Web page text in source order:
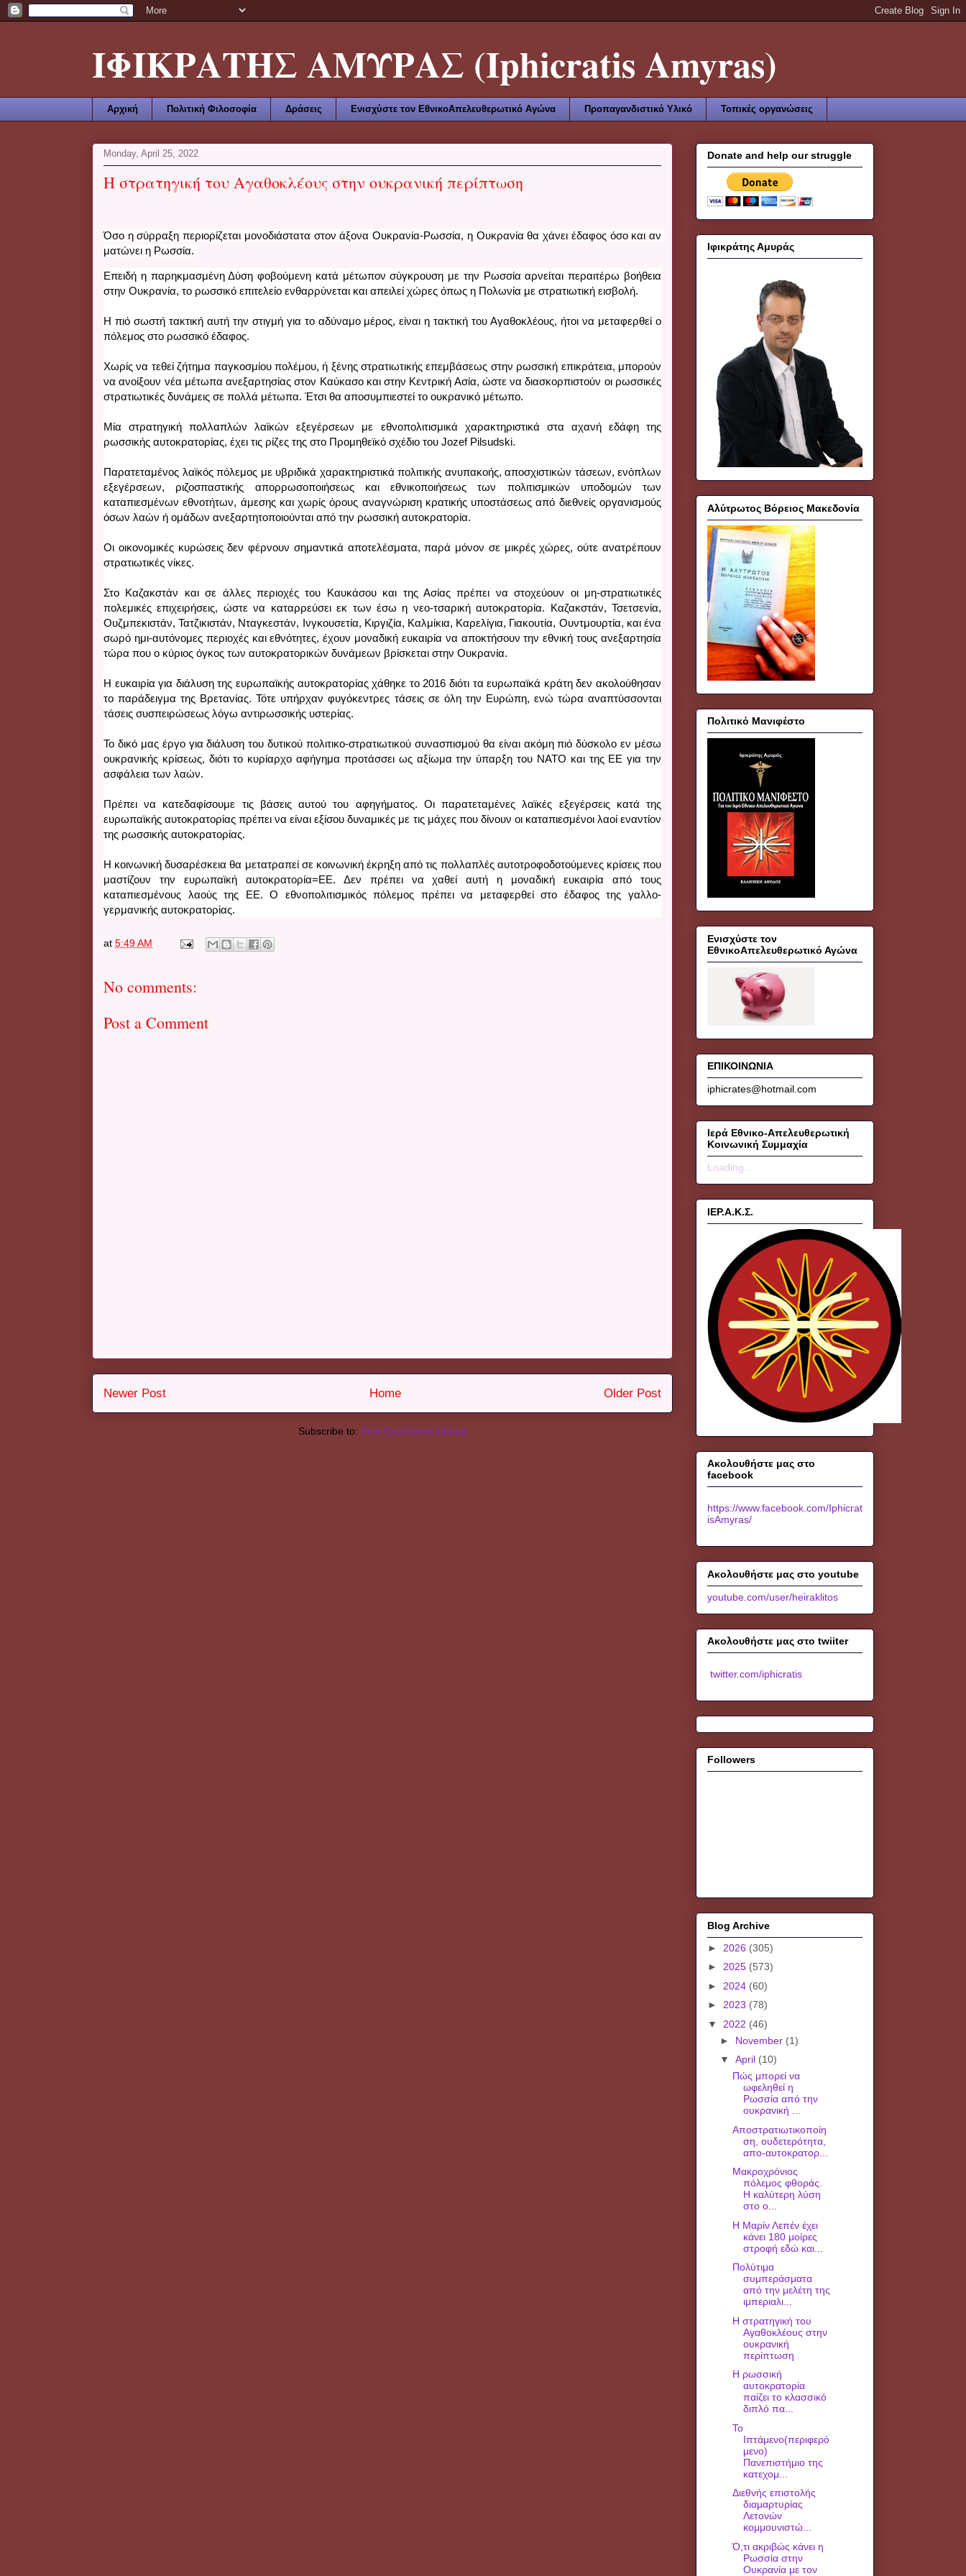
ΙΦΙΚΡΑΤΗΣ ΑΜΥΡΑΣ (Iphicratis Amyras)
Αρχική Πολιτική Φιλοσοφία Δράσεις Ενισχύστε τον ΕθνικοΑπελευθερωτικό Αγώνα Προπαγανδιστικό Υλικό Τοπικές οργανώσεις
Monday, April 25, 2022
Η στρατηγική του Αγαθοκλέους στην ουκρανική περίπτωση
Όσο η σύρραξη περιορίζεται μονοδιάστατα στον άξονα Ουκρανία-Ρωσσία, η Ουκρανία θα χάνει έδαφος όσο και αν
ματώνει η Ρωσσία.
Επειδή η παρηκμασμένη Δύση φοβούμενη κατά μέτωπον σύγκρουση με την Ρωσσία αρνείται περαιτέρω βοήθεια
στην Ουκρανία, το ρωσσικό επιτελείο ενθαρρύνεται και απειλεί χώρες όπως η Πολωνία με στρατιωτική εισβολή.
Η πιό σωστή τακτική αυτή την στιγμή για το αδύναμο μέρος, είναι η τακτική του Αγαθοκλέους, ήτοι να μεταφερθεί ο
πόλεμος στο ρωσσικό έδαφος.
Χωρίς να τεθεί ζήτημα παγκοσμίου πολέμου, ή ξένης στρατιωτικής επεμβάσεως στην ρωσσική επικράτεια, μπορούν
να ανοίξουν νέα μέτωπα ανεξαρτησίας στον Καύκασο και στην Κεντρική Ασία, ώστε να διασκορπιστούν οι ρωσσικές
στρατιωτικές δυνάμεις σε πολλά μέτωπα. Έτσι θα αποσυμπιεστεί το ουκρανικό μέτωπο.
Μία στρατηγική πολλαπλών λαϊκών εξεγέρσεων με εθνοπολιτισμικά χαρακτηριστικά στα αχανή εδάφη της
ρωσσικής αυτοκρατορίας, έχει τις ρίζες της στο Προμηθεϊκό σχέδιο του Jozef Pilsudski.
Παρατεταμένος λαϊκός πόλεμος με υβριδικά χαρακτηριστικά πολιτικής ανυπακοής, αποσχιστικών τάσεων, ενόπλων
εξεγέρσεων, ριζοσπαστικής απορρωσοποιήσεως και εθνικοποιήσεως των πολιτισμικών υποδομών των
καταπιεσμένων εθνοτήτων, άμεσης και χωρίς όρους αναγνώριση κρατικής υποστάσεως από διεθνείς οργανισμούς
όσων λαών ή ομάδων ανεξαρτητοποιούνται από την ρωσσική αυτοκρατορία.
Οι οικονομικές κυρώσεις δεν φέρνουν σημαντικά αποτελέσματα, παρά μόνον σε μικρές χώρες, ούτε ανατρέπουν
στρατιωτικές νίκες.
Στο Καζακστάν και σε άλλες περιοχές του Καυκάσου και της Ασίας πρέπει να στοχεύουν οι μη-στρατιωτικές
πολεμικές επιχειρήσεις, ώστε να καταρρεύσει εκ των έσω η νεο-τσαρική αυτοκρατορία. Καζακστάν, Τσετσενία,
Ουζμπεκιστάν, Τατζικιστάν, Nταγκεστάν, Ινγκουσετία, Κιργιζία, Καλμίκια, Καρελίγια, Γιακουτία, Ουντμουρτία, και ένα
σωρό ημι-αυτόνομες περιοχές και εθνότητες, έχουν μοναδική ευκαιρία να αποκτήσουν την εθνική τους ανεξαρτησία
τώρα που ο κύριος όγκος των αυτοκρατορικών δυνάμεων βρίσκεται στην Ουκρανία.
Η ευκαιρία για διάλυση της ευρωπαϊκής αυτοκρατορίας χάθηκε το 2016 διότι τα ευρωπαϊκά κράτη δεν ακολούθησαν
το παράδειγμα της Βρετανίας. Τότε υπήρχαν φυγόκεντρες τάσεις σε όλη την Ευρώπη, ενώ τώρα αναπτύσσονται
τάσεις συσπειρώσεως λόγω αντιρωσσικής υστερίας.
Το δικό μας έργο για διάλυση του δυτικού πολιτικο-στρατιωτικού συνασπισμού θα είναι ακόμη πιό δύσκολο εν μέσω
ουκρανικής κρίσεως, διότι το κυρίαρχο αφήγημα προτάσσει ως αξίωμα την ύπαρξη του ΝΑΤΟ και της ΕΕ για την
ασφάλεια των λαών.
Πρέπει να κατεδαφίσουμε τις βάσεις αυτού του αφηγήματος. Οι παρατεταμένες λαϊκές εξεγέρσεις κατά της
ευρωπαϊκής αυτοκρατορίας πρέπει να είναι εξίσου δυναμικές με τις μάχες που δίνουν οι καταπιεσμένοι λαοί εναντίον
της ρωσσικής αυτοκρατορίας.
Η κοινωνική δυσαρέσκεια θα μετατραπεί σε κοινωνική έκρηξη από τις πολλαπλές αυτοτροφοδοτούμενες κρίσεις που
μαστίζουν την ευρωπαϊκή αυτοκρατορία=ΕΕ. Δεν πρέπει να χαθεί αυτή η μοναδική ευκαιρία από τους
καταπιεσμένους λαούς της ΕΕ. Ο εθνοπολιτισμικός πόλεμος πρέπει να μεταφερθεί στο έδαφος της γαλλο-
γερμανικής αυτοκρατορίας.
at 5:49 AM
No comments:
Post a Comment
Newer Post Older Post
Home
Subscribe to: Post Comments (Atom)
Donate and help our struggle
Ιφικράτης Αμυράς
Αλύτρωτος Βόρειος Μακεδονία
Πολιτικό Μανιφέστο
Ενισχύστε τον
ΕθνικοΑπελευθερωτικό Αγώνα
ΕΠΙΚΟΙΝΩΝΙΑ
iphicrates@hotmail.com
Ιερά Εθνικο-Απελευθερωτική
Κοινωνική Συμμαχία
Loading...
ΙΕΡ.Α.Κ.Σ.
Ακολουθήστε μας στο
facebook
https://www.facebook.com/Iphicrat
isAmyras/
Ακολουθήστε μας στο youtube
youtube.com/user/heiraklitos
Ακολουθήστε μας στο twiiter
twitter.com/iphicratis
Followers
Blog Archive
► 2026 (305)
► 2025 (573)
► 2024 (60)
► 2023 (78)
▼ 2022 (46)
► November (1)
▼ April (10)
Πώς μπορεί να
ωφεληθεί η
Ρωσσία από την
ουκρανική ...
Αποστρατιωτικοποίη
ση, ουδετερότητα,
απο-αυτοκρατορ...
Μακροχρόνιος
πόλεμος φθοράς.
Η καλύτερη λύση
στο ο...
Η Μαρίν Λεπέν έχει
κάνει 180 μοίρες
στροφή εδώ και...
Πολύτιμα
συμπεράσματα
από την μελέτη της
ιμπεριαλι...
Η στρατηγική του
Αγαθοκλέους στην
ουκρανική
περίπτωση
H ρωσσική
αυτοκρατορία
παίζει το κλασσικό
διπλό πα...
Το
Iπτάμενο(περιφερό
μενο)
Πανεπιστήμιο της
κατεχομ...
Διεθνής επιστολής
διαμαρτυρίας
Λετονών
κομμουνιστώ...
Ό,τι ακριβώς κάνει η
Ρωσσία στην
Ουκρανία με τον